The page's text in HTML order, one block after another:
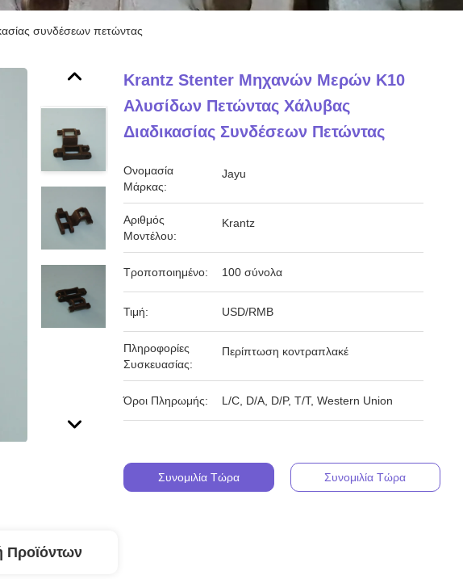
συνδέσεων πετώντας
Krantz Stenter Μηχανών Μερών K10
Αλυσίδων Πετώντας Χάλυβας
Διαδικασίας Συνδέσεων Πετώντας
Ονομασία
Μάρκας:
Jayu
Αριθμός
Μοντέλου:
Krantz
Τροποποιημένο: 100 σύνολα
Τιμή: USD/RMB
Πληροφορίες
Συσκευασίας:
Περίπτωση κοντραπλακέ
Όροι Πληρωμής: L/C, D/A, D/P, T/T, Western Union
Συνομιλία Τώρα Συνομιλία Τώρα
Προϊόντων